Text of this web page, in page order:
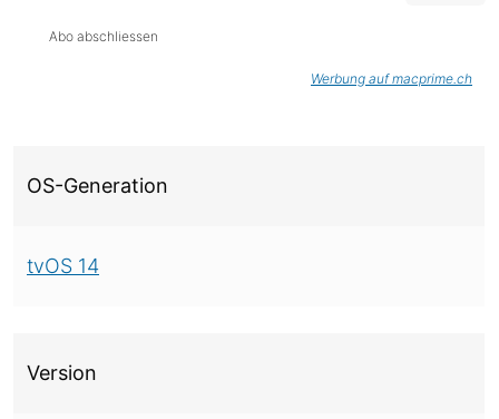
Abo abschliessen
Werbung auf macprime.ch
OS-Generation
tvOS 14
Version